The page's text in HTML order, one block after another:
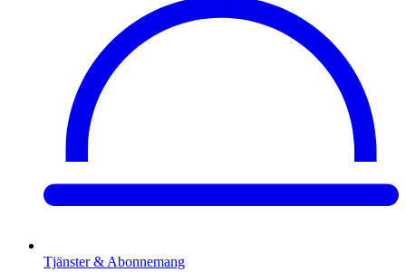
Tjänster & Abonnemang